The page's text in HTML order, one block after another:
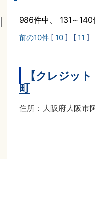
986件中、 131～
前の10件 [ 10 ] [ 11 ]
【クレジッ
町
住所：大阪府大阪市